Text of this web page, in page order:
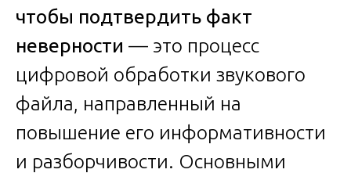
чтобы подтвердить факт
неверности — это процесс
цифровой обработки звукового
файла, направленный на
повышение его информативности
и разборчивости. Основными